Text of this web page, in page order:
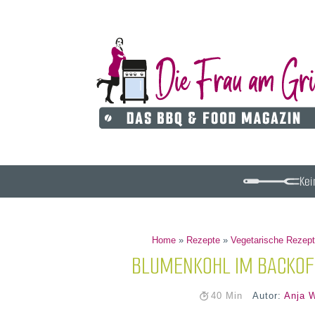
Home» Rezepte» Vegetarische
BLUMENKOHL IM
40 Min Autor: Anja